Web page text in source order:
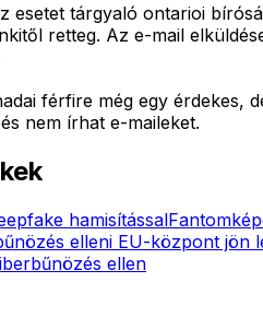
esetet tárgyaló ontarioi
retteg. Az e-mail
férfire még egy érdekes,
nem írhat e-maileket.
hamisítással
elleni EU-központ jön
ellen